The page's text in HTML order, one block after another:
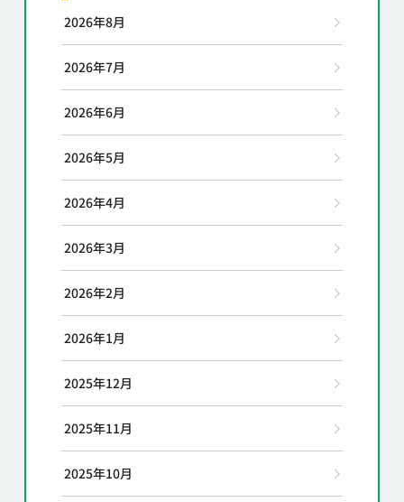
2026年8月
2026年7月
2026年6月
2026年5月
2026年4月
2026年3月
2026年2月
2026年1月
2025年12月
2025年11月
2025年10月